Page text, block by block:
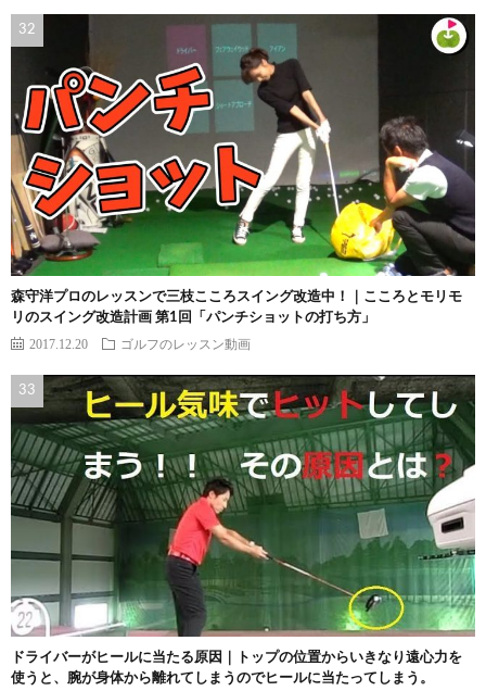
森守洋プロのレッスンで三枝こころスイング改造中！｜こころとモリモ
リのスイング改造計画 第1回「パンチショットの打ち方」
2017.12.20 ゴルフのレッスン動画
ドライバーがヒールに当たる原因｜トップの位置からいきなり遠心力を
使うと、腕が身体から離れてしまうのでヒールに当たってしまう。